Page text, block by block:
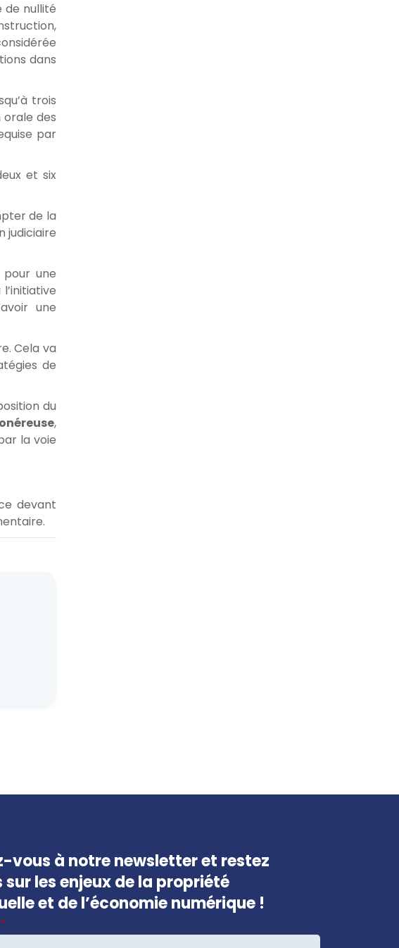
de nullité
dans
trois
des
par
et six
de la
judiciaire
une
une
Cela va
de
du
,
la voie
devant
vous à notre newsletter et restez
sur les enjeux de la propriété
et de l’économie numérique !
*